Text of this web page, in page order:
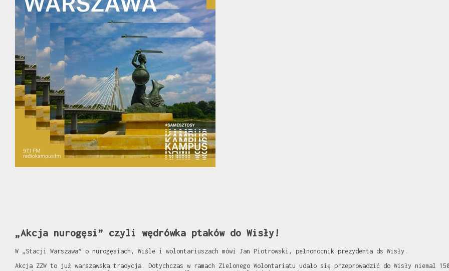
„Akcja nurogęsi” czyli wędrówka ptaków do Wisły!
W „Stacji Warszawa” o nurogęsiach, Wiśle i wolontariuszach mówi Jan Piotrowski, pełnomocnik prezydenta ds Wisły.
Akcja ZZW to już warszawska tradycja. Dotychczas w ramach Zielonego Wolontariatu udało się przeprowadzić do Wisły niemal